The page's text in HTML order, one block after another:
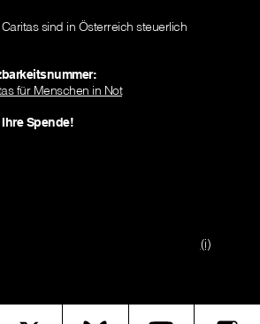
sind in Österreich steuerlich
für Menschen in Not
Spende!
(i)